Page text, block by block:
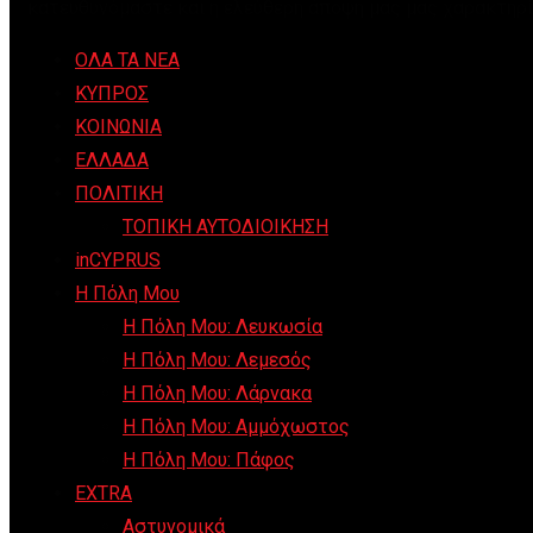
ΟΛΑ ΤΑ ΝΕΑ
ΚΥΠΡΟΣ
ΚΟΙΝΩΝΙΑ
ΕΛΛΑΔΑ
ΠΟΛΙΤΙΚΗ
ΤΟΠΙΚΗ ΑΥΤΟΔΙΟΙΚΗΣΗ
inCYPRUS
Η Πόλη Μου
Η Πόλη Μου: Λευκωσία
Η Πόλη Μου: Λεμεσός
Η Πόλη Μου: Λάρνακα
Η Πόλη Μου: Αμμόχωστος
Η Πόλη Μου: Πάφος
EXTRA
Αστυνομικά